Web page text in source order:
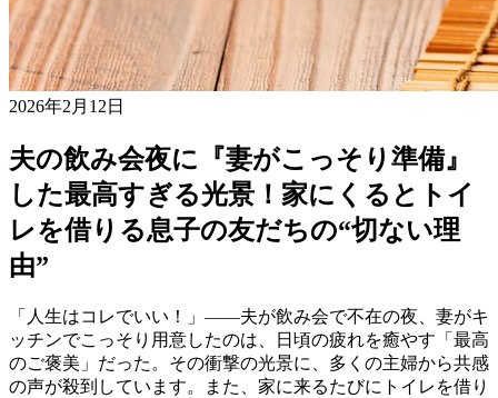
2026年2月12日
夫の飲み会夜に『妻がこっそり準備』
した最高すぎる光景！家にくるとトイ
レを借りる息子の友だちの“切ない理
由”
「人生はコレでいい！」――夫が飲み会で不在の夜、妻がキ
ッチンでこっそり用意したのは、日頃の疲れを癒やす「最高
のご褒美」だった。その衝撃の光景に、多くの主婦から共感
の声が殺到しています。また、家に来るたびにトイレを借り